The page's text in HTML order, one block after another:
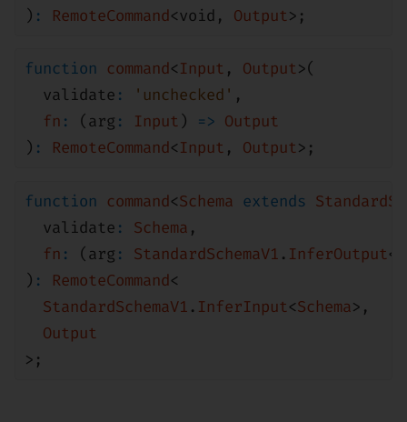
) : RemoteCommand<void , Output>;
function command <Input , Output>(
validate : 'unchecked' ,
fn : (arg : Input ) => Output
) : RemoteCommand <Input , Output>;
function command<Schema extends
validate : Schema ,
fn : (arg : StandardSchemaV1 . InferOutput<
) : RemoteCommand<
StandardSchemaV1 . InferInput<Schema> ,
Output
>;